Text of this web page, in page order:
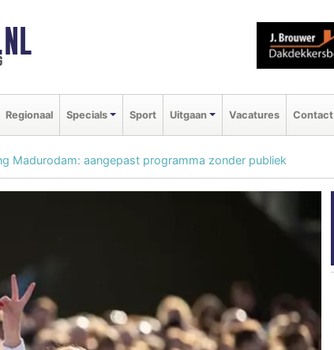
Regionaal Specials Sport Uitgaan Vacatures Contact
Madurodam: aangepast programma zonder publiek